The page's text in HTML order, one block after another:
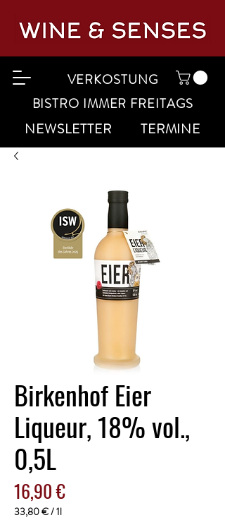
VERKOSTUNG
BISTRO IMMER FREITAGS
NEWSLETTER TERMINE
Birkenhof Eier
Liqueur, 18% vol.,
0,5L
16,90 €Preis
33,80 €/1l